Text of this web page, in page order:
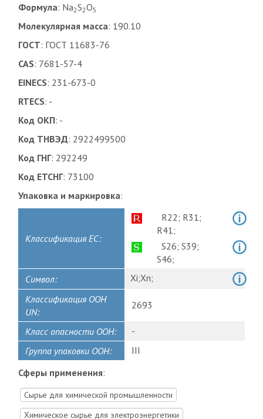
Формула: Na2S2O5
Молекулярная масса: 190.10
ГОСТ: ГОСТ 11683-76
CAS: 7681-57-4
EINECS: 231-673-0
RTECS: -
Код ОКП: -
Код ТНВЭД: 2922499500
Код ГНГ: 292249
Код ЕТСНГ: 73100
Упаковка и маркировка:
Классификация ЕС:
R22; R31;
R41;
S26; S39;
S46;
Символ:
Xi;Xn;
Классификация ООН
UN:
2693
Класс опасности ООН:
-
Группа упаковки ООН:
III
Сферы применения:
Сырье для химической промышленности
Химическое сырье для электроэнергетики